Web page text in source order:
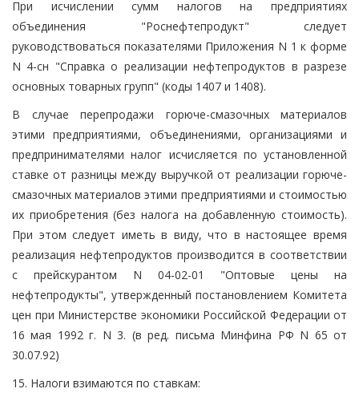
При исчислении сумм налогов на предприятиях
объединения "Роснефтепродукт" следует
руководствоваться показателями Приложения N 1 к форме
N 4-сн "Справка о реализации нефтепродуктов в разрезе
основных товарных групп" (коды 1407 и 1408).
В случае перепродажи горюче-смазочных материалов
этими предприятиями, объединениями, организациями и
предпринимателями налог исчисляется по установленной
ставке от разницы между выручкой от реализации горюче-
смазочных материалов этими предприятиями и стоимостью
их приобретения (без налога на добавленную стоимость).
При этом следует иметь в виду, что в настоящее время
реализация нефтепродуктов производится в соответствии
с прейскурантом N 04-02-01 "Оптовые цены на
нефтепродукты", утвержденный постановлением Комитета
цен при Министерстве экономики Российской Федерации от
16 мая 1992 г. N 3. (в ред. письма Минфина РФ N 65 от
30.07.92)
15. Налоги взимаются по ставкам: